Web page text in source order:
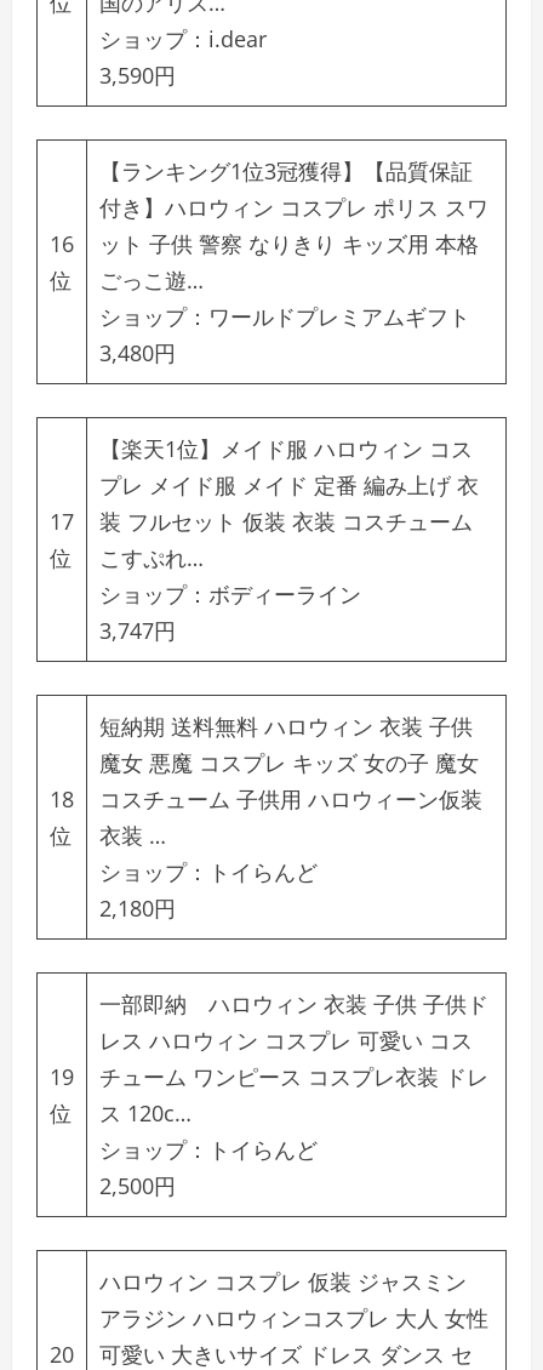
ショップ： i.dear
3,590円
16
位
【ランキング1位3冠獲得】【品質保証
付き】ハロウィン コスプレ ポリス スワ
ット 子供 警察 なりきり キッズ用 本格
ごっこ遊…
ショップ： ワールドプレミアムギフト
3,480円
17
位
【楽天1位】メイド服 ハロウィン コス
プレ メイド服 メイド 定番 編み上げ 衣
装 フルセット 仮装 衣装 コスチューム
こすぷれ…
ショップ： ボディーライン
3,747円
18
位
短納期 送料無料 ハロウィン 衣装 子供
魔女 悪魔 コスプレ キッズ 女の子 魔女
コスチューム 子供用 ハロウィーン仮装
衣装 …
ショップ： トイらんど
2,180円
19
位
一部即納 ハロウィン 衣装 子供 子供ド
レス ハロウィン コスプレ 可愛い コス
チューム ワンピース コスプレ衣装 ドレ
ス 120c…
ショップ： トイらんど
2,500円
20
ハロウィン コスプレ 仮装 ジャスミン
アラジン ハロウィンコスプレ 大人 女性
可愛い 大きいサイズ ドレス ダンス セ